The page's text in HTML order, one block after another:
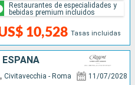
10,528 Tasas incluidas
Restaurantes de especialidades y
bebidas premium incluidos
ESPAÑA
Civitavecchia - Roma 11/07/2028